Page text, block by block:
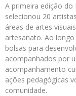
A primeira edição do
selecionou 20
áreas de artes
artesanato. Ao
bolsas para
acompanhados por
acompanhamento
ações pedagógicas
comunidade.